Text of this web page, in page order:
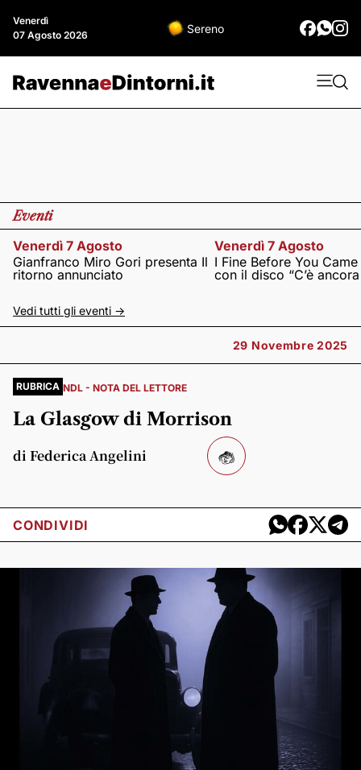
Venerdì
07 Agosto 2026
Sereno
Eventi
Venerdì 7 Agosto
Gianfranco Miro Gori presenta Il
ritorno annunciato
Venerdì 7 Agosto
I Fine Before You
con il disco “C’è
Vedi tutti gli eventi ->
29 Novembre 2025
RUBRICA NDL - NOTA DEL LETTORE
La Glasgow di Morrison
di Federica Angelini
CONDIVIDI